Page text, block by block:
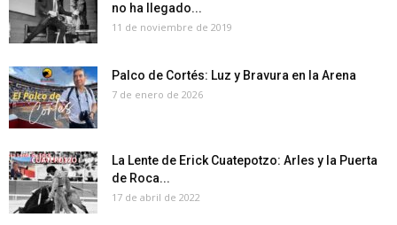
no ha llegado...
11 de noviembre de 2019
Palco de Cortés: Luz y Bravura en la Arena
7 de enero de 2026
La Lente de Erick Cuatepotzo: Arles y la Puerta
de Roca...
17 de abril de 2022